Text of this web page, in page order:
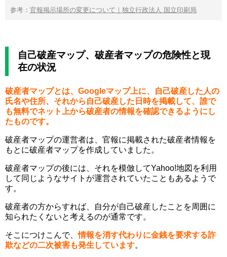
参考： 官報掲示場所の変更について｜独立行政法人 国立印刷局
自己破産マップ、破産者マップの危険性と現
在の状況
破産者マップとは、Googleマップ上に、自己破産した人の
氏名や住所、それから自己破産した日時を掲載して、誰で
も無料でネット上から破産者の情報を確認できるようにし
たものです。
破産者マップの運営者は、官報に掲載された破産者情報を
もとに破産者マップを作成していました。
破産者マップの後には、それを模倣してYahoo!地図を利用
して同じようなサイトが運営されていたこともあるようで
す。
破産者の方からすれば、自分が自己破産したことを周囲に
知られたくないと考えるのが通常です。
そこにつけこんで、情報を消す代わりに金銭を要求する詐
欺などの二次被害も発生しています。